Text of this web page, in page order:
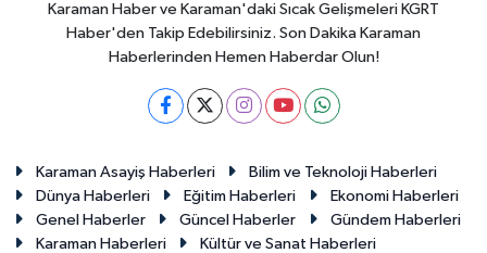
Karaman Haber ve Karaman'daki Sıcak Gelişmeleri KGRT
Haber'den Takip Edebilirsiniz. Son Dakika Karaman
Haberlerinden Hemen Haberdar Olun!
Karaman Asayiş Haberleri
Bilim ve Teknoloji Haberleri
Dünya Haberleri
Eğitim Haberleri
Ekonomi Haberleri
Genel Haberler
Güncel Haberler
Gündem Haberleri
Karaman Haberleri
Kültür ve Sanat Haberleri